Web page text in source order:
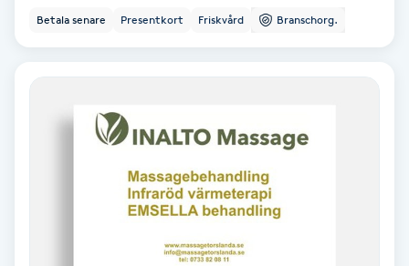
IPL hårborttagning
Japansk massage
Betala senare Presentkort Friskvård Branschorg.